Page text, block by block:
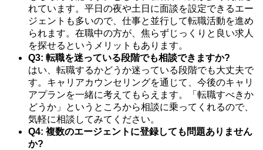
れています。平日の夜や土日に面談を設定できるエー
ジェントも多いので、仕事と並行して転職活動を進め
られます。在職中の方が、焦らずじっくりと良い求人
を探せるというメリットもあります。
Q3: 転職を迷っている段階でも相談できますか?
はい、転職するかどうか迷っている段階でも大丈夫で
す。キャリアカウンセリングを通じて、今後のキャリ
アプランを一緒に考えてもらえます。「転職すべきか
どうか」というところから相談に乗ってくれるので、
気軽に相談してみてください。
Q4: 複数のエージェントに登録しても問題ありません
か?